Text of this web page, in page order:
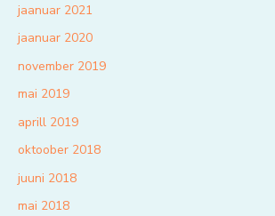
jaanuar 2021
jaanuar 2020
november 2019
mai 2019
aprill 2019
oktoober 2018
juuni 2018
mai 2018